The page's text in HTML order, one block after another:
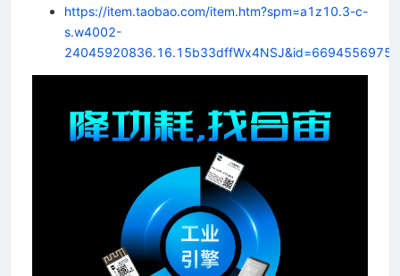
https://item.taobao.com/item.htm?spm=a1z10.3-c-
s.w4002-